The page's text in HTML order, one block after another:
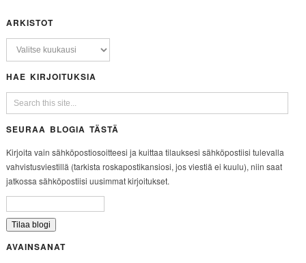
ARKISTOT
HAE KIRJOITUKSIA
SEURAA BLOGIA TÄSTÄ
Kirjoita vain sähköpostiosoitteesi ja kuittaa tilauksesi sähköpostiisi tulevalla
vahvistusviestillä (tarkista roskapostikansiosi, jos viestiä ei kuulu), niin saat
jatkossa sähköpostiisi uusimmat kirjoitukset.
AVAINSANAT